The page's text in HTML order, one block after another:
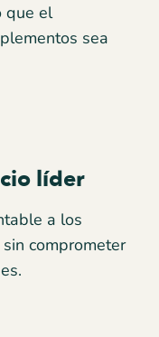
que el
sea
líder
a los
comprometer